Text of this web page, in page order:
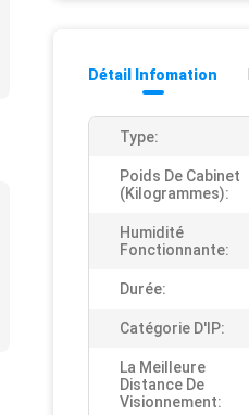
Détail Infomation
Type:
Poids De Cabinet
(kilogrammes):
Humidité
Fonctionnante:
Durée:
Catégorie D'IP:
La Meilleure
Distance De
Visionnement: